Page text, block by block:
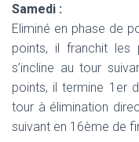
Samedi :
Eliminé en phase de
points, il franchit
s’incline au tour
points, il termine 1er
tour à élimination
suivant en 16ème de